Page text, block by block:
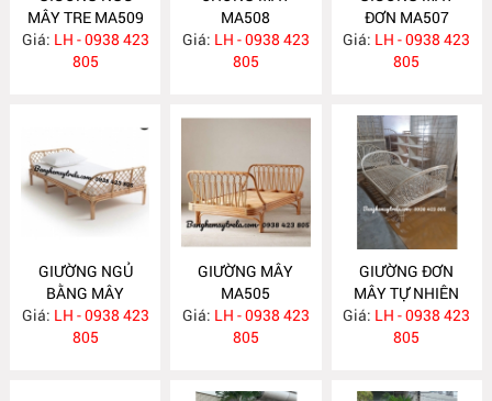
MÂY TRE MA509
Giá: LH - 0938 423
805
MA508
Giá: LH - 0938 423
805
ĐƠN MA507
Giá: LH - 0938 423
805
GIƯỜNG NGỦ
BẰNG MÂY
MA506
Giá: LH - 0938 423
805
GIƯỜNG MÂY
MA505
Giá: LH - 0938 423
805
GIƯỜNG ĐƠN
MÂY TỰ NHIÊN
MA504
Giá: LH - 0938 423
805